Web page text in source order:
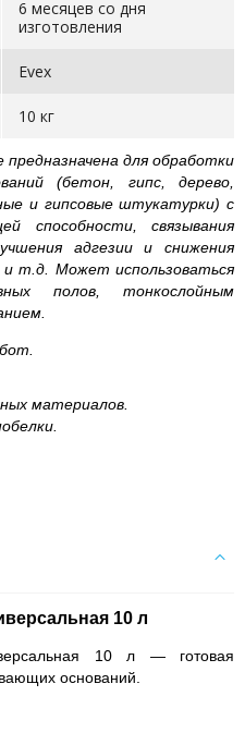
6 месяцев со дня
изготовления
Evex
10 кг
предназначена для обработки
(бетон, гипс, дерево,
и гипсовые штукатурки) с
способности, связывания
адгезии и снижения
и т.д. Может использоваться
полов, тонкослойным
материалов.
10 л
10 л — готовая
оснований.